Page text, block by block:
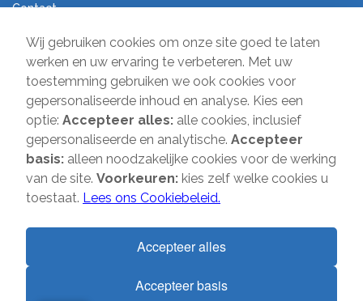
Wij gebruiken cookies om onze site goed te laten
werken en uw ervaring te verbeteren. Met uw
toestemming gebruiken we ook cookies voor
gepersonaliseerde inhoud en analyse. Kies een
optie: Accepteer alles: alle cookies, inclusief
gepersonaliseerde en analytische. Accepteer
basis: alleen noodzakelijke cookies voor de werking
van de site. Voorkeuren: kies zelf welke cookies u
toestaat. Lees ons Cookiebeleid.
Accepteer alles
Accepteer basis
Contact
Verhuisbedrijf Direct
Sir Winston Churchilllaan 231A
2282 JS Rijswijk
085-2013 070
info@verhuisbedrijfdirect.nl
Copyright © 2026 | Verhuisbedrijf Direct | Alle rechten voorbehouden.